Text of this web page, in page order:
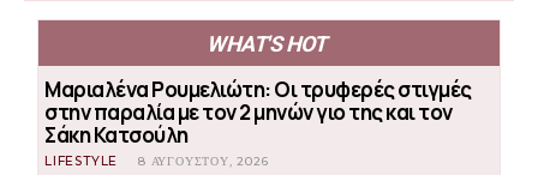
WHAT'S HOT
Μαριαλένα Ρουμελιώτη: Οι τρυφερές στιγμές
στην παραλία με τον 2 μηνών γιο της και τον
Σάκη Κατσούλη
LIFESTYLE 8 ΑΥΓΟΎΣΤΟΥ, 2026